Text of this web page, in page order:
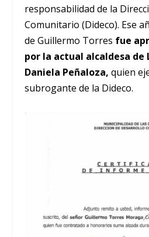
responsabilidad de la
Comunitario (Dideco). Ese
de Guillermo Torres fue
por la actual alcaldesa de
Daniela Peñaloza, quien
subrogante de la Dideco.